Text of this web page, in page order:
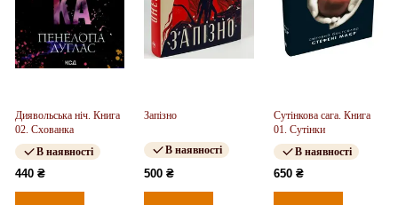
Диявольська ніч. Книга
02. Схованка
В наявності
440 ₴
Запізно
В наявності
500 ₴
Сутінкова сага. Книга
01. Сутінки
В наявності
650 ₴